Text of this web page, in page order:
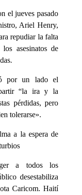
el jueves pasado
Ariel Henry,
repudiar la falta
asesinatos de
por un lado el
“la ira y la
pérdidas, pero
tolerarse».
a la espera de
a todos los
desestabiliza
Caricom. Haití